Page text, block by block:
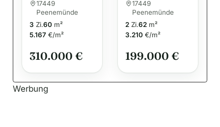
g in der
Dünenresiden
z nur 300 m
bis zum
Strand zu
verkaufen
17449
Peenemünde
3 Zi.60 m²
5.167 €/m²
310.000 €
Peenemünde
zu verkaufen
17449
Peenemünde
2 Zi.62 m²
3.210 €/m²
199.000 €
Werbung